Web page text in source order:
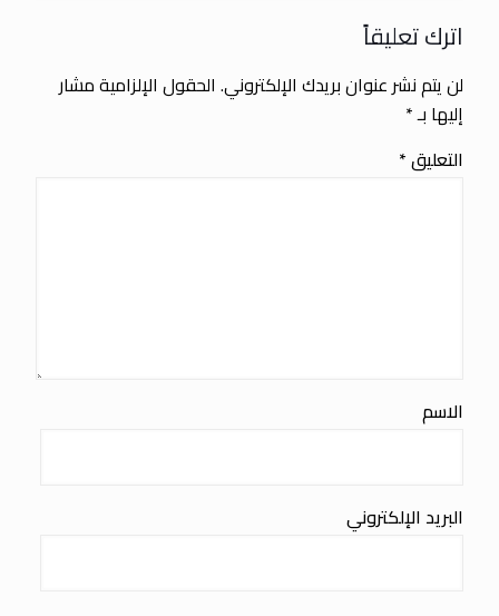
اترك تعليقاً
لن يتم نشر عنوان بريدك الإلكتروني. الحقول الإلزامية مشار
إليها بـ*
التعليق*
الاسم
البريد الإلكتروني